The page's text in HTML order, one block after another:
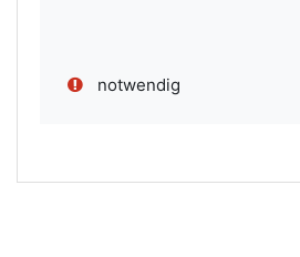
notwendig